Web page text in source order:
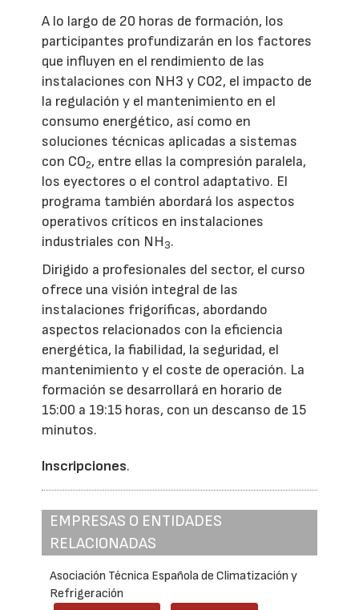
A lo largo de 20 horas de formación, los
participantes profundizarán en los factores
que influyen en el rendimiento de las
instalaciones con NH3 y CO2, el impacto de
la regulación y el mantenimiento en el
consumo energético, así como en
soluciones técnicas aplicadas a sistemas
con CO2, entre ellas la compresión paralela,
los eyectores o el control adaptativo. El
programa también abordará los aspectos
operativos críticos en instalaciones
industriales con NH3.
Dirigido a profesionales del sector, el curso
ofrece una visión integral de las
instalaciones frigoríficas, abordando
aspectos relacionados con la eficiencia
energética, la fiabilidad, la seguridad, el
mantenimiento y el coste de operación. La
formación se desarrollará en horario de
15:00 a 19:15 horas, con un descanso de 15
minutos.
Inscripciones.
EMPRESAS O ENTIDADES
RELACIONADAS
Asociación Técnica Española de Climatización y
Refrigeración